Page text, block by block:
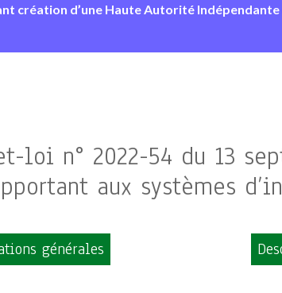
création d’une Haute Autorité
loi n° 2022-54 du 13
aux systèmes
générales